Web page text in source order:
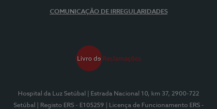
COMUNICAÇÃO DE IRREGULARIDADES
Hospital da Luz Setúbal
| Estrada Nacional 10, km 37, 2900-722
Setúbal
| Registo ERS - E105259
| Licença de Funcionamento ERS -